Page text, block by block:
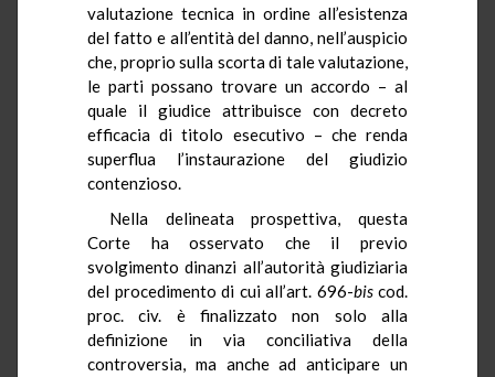
valutazione tecnica in ordine all’esistenza
del fatto e all’entità del danno, nell’auspicio
che, proprio sulla scorta di tale valutazione,
le parti possano trovare un accordo – al
quale il giudice attribuisce con decreto
efficacia di titolo esecutivo – che renda
superflua l’instaurazione del giudizio
contenzioso.
Nella delineata prospettiva, questa
Corte ha osservato che il previo
svolgimento dinanzi all’autorità giudiziaria
del procedimento di cui all’art. 696-biscod.
proc. civ. è finalizzato non solo alla
definizione in via conciliativa della
controversia, ma anche ad anticipare un